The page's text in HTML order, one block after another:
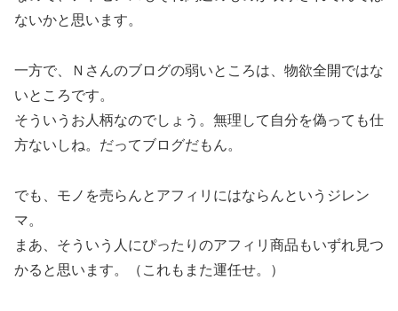
ないかと思います。
一方で、Ｎさんのブログの弱いところは、物欲全開ではな
いところです。
そういうお人柄なのでしょう。無理して自分を偽っても仕
方ないしね。だってブログだもん。
でも、モノを売らんとアフィリにはならんというジレン
マ。
まあ、そういう人にぴったりのアフィリ商品もいずれ見つ
かると思います。（これもまた運任せ。）